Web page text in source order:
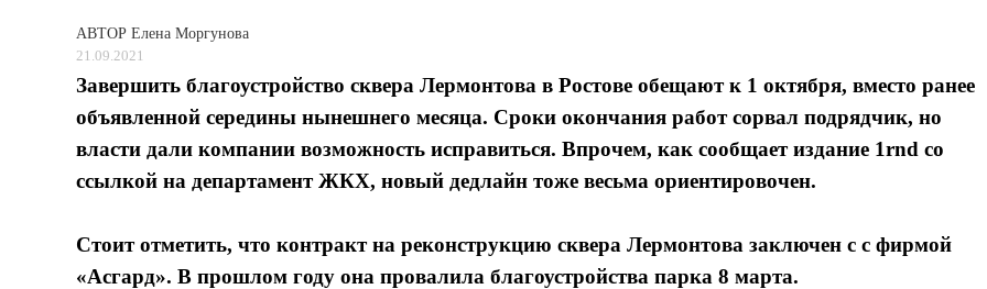
АВТОР Елена Моргунова
21.09.2021
Завершить благоустройство сквера Лермонтова в Ростове обещают к 1 октября, вместо ранее
объявленной середины нынешнего месяца. Сроки окончания работ сорвал подрядчик, но
власти дали компании возможность исправиться. Впрочем, как сообщает издание 1rnd со
ссылкой на департамент ЖКХ, новый дедлайн тоже весьма ориентировочен.
Стоит отметить, что контракт на реконструкцию сквера Лермонтова заключен с с фирмой
«Асгард». В прошлом году она провалила благоустройства парка 8 марта.